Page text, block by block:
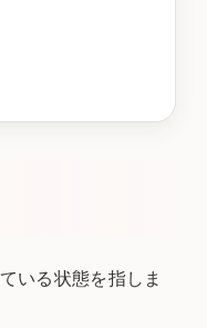
いる状態を指しま